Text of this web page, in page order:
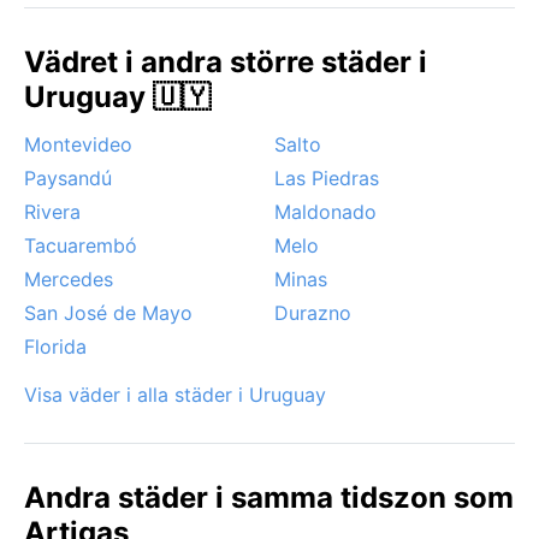
het och fuktig, vilket gör utomhusaktiviteter mindre
Artigas ligger för långt söderut för att påverkas av
tropiska stormar, och snö förekommer inte. Däremot
med hagel eller byiga vindar. Dimma kan förekomma
under vintermorgnar längs floden.
Vädret i andra större städer i
Uruguay 🇺🇾
Montevideo
Salto
Paysandú
Las Piedras
Rivera
Maldonado
Tacuarembó
Melo
Mercedes
Minas
San José de Mayo
Durazno
Florida
Visa väder i alla städer i Uruguay
Andra städer i samma tidszon som
Artigas